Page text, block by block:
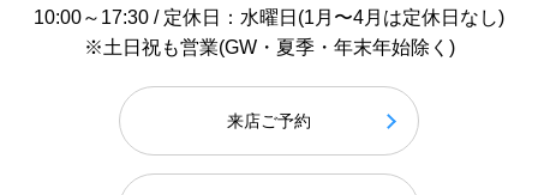
10:00～17:30 / 定休日：水曜日(1月〜4月は定休日なし)
※土日祝も営業(GW・夏季・年末年始除く)
来店ご予約